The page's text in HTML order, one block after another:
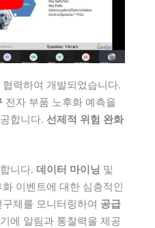
력하여 개발되었습니다.
전자 부품 노후화 예측을
합니다. 선제적 위험 완화
니다. 데이터 마이닝 및
이벤트에 대한 심층적인
체를 모니터링하여 공급
에 알림과 통찰력을 제공